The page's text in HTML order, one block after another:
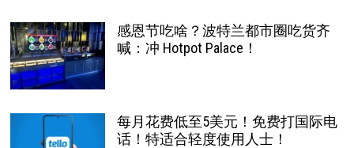
感恩节吃啥？波特兰都市圈吃货齐
喊：冲 Hotpot Palace！
每月花费低至5美元！免费打国际电
话！特适合轻度使用人士！